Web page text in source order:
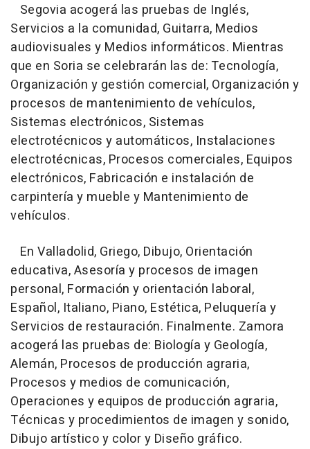
Segovia acogerá las pruebas de Inglés,
Servicios a la comunidad, Guitarra, Medios
audiovisuales y Medios informáticos. Mientras
que en Soria se celebrarán las de: Tecnología,
Organización y gestión comercial, Organización y
procesos de mantenimiento de vehículos,
Sistemas electrónicos, Sistemas
electrotécnicos y automáticos, Instalaciones
electrotécnicas, Procesos comerciales, Equipos
electrónicos, Fabricación e instalación de
carpintería y mueble y Mantenimiento de
vehículos.
En Valladolid, Griego, Dibujo, Orientación
educativa, Asesoría y procesos de imagen
personal, Formación y orientación laboral,
Español, Italiano, Piano, Estética, Peluquería y
Servicios de restauración. Finalmente. Zamora
acogerá las pruebas de: Biología y Geología,
Alemán, Procesos de producción agraria,
Procesos y medios de comunicación,
Operaciones y equipos de producción agraria,
Técnicas y procedimientos de imagen y sonido,
Dibujo artístico y color y Diseño gráfico.